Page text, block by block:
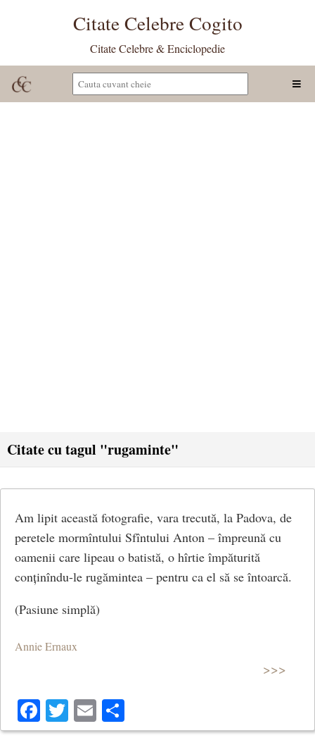
Citate Celebre Cogito
Citate Celebre & Enciclopedie
Citate cu tagul "rugaminte"
Am lipit această fotografie, vara trecută, la Padova, de
peretele mormîntului Sfîntului Anton – împreună cu
oamenii care lipeau o batistă, o hîrtie împăturită
conținîndu-le rugămintea – pentru ca el să se întoarcă.
(Pasiune simplă)
Annie Ernaux
>>>
Facebook
Twitter
Email